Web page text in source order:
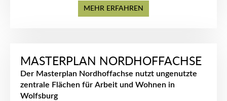
MEHR ERFAHREN
MASTERPLAN NORDHOFFACHSE
Der Masterplan Nordhoffachse nutzt ungenutzte
zentrale Flächen für Arbeit und Wohnen in
Wolfsburg